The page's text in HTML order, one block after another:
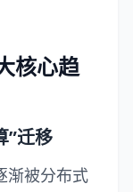
核心趋
”迁移
渐被分布式